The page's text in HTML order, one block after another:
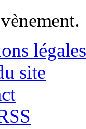
légales
site